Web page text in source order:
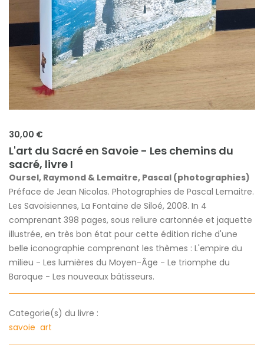
30,00 €
L'art du Sacré en Savoie - Les chemins du
sacré, livre I
Oursel, Raymond & Lemaitre, Pascal (photographies)
Préface de Jean Nicolas. Photographies de Pascal Lemaitre.
Les Savoisiennes, La Fontaine de Siloé, 2008. In 4
comprenant 398 pages, sous reliure cartonnée et jaquette
illustrée, en très bon état pour cette édition riche d'une
belle iconographie comprenant les thèmes : L'empire du
milieu - Les lumières du Moyen-Âge - Le triomphe du
Baroque - Les nouveaux bâtisseurs.
Categorie(s) du livre :
savoie art